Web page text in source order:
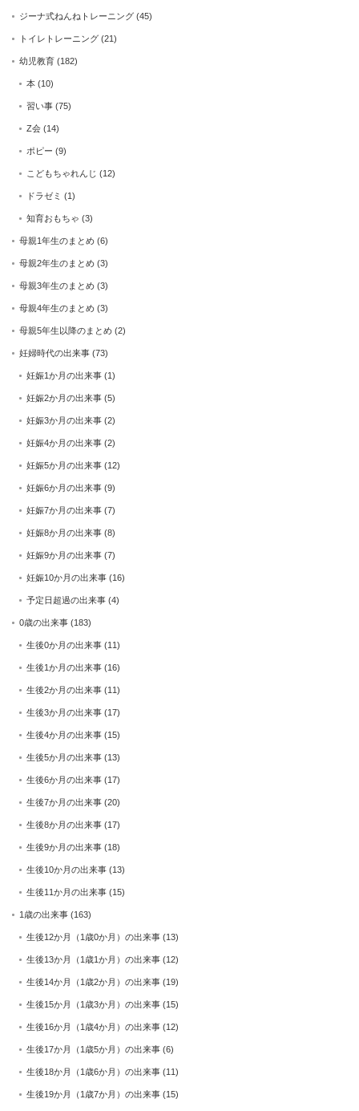
ジーナ式ねんねトレーニング (45)
トイレトレーニング (21)
幼児教育 (182)
本 (10)
習い事 (75)
Z会 (14)
ポピー (9)
こどもちゃれんじ (12)
ドラゼミ (1)
知育おもちゃ (3)
母親1年生のまとめ (6)
母親2年生のまとめ (3)
母親3年生のまとめ (3)
母親4年生のまとめ (3)
母親5年生以降のまとめ (2)
妊婦時代の出来事 (73)
妊娠1か月の出来事 (1)
妊娠2か月の出来事 (5)
妊娠3か月の出来事 (2)
妊娠4か月の出来事 (2)
妊娠5か月の出来事 (12)
妊娠6か月の出来事 (9)
妊娠7か月の出来事 (7)
妊娠8か月の出来事 (8)
妊娠9か月の出来事 (7)
妊娠10か月の出来事 (16)
予定日超過の出来事 (4)
0歳の出来事 (183)
生後0か月の出来事 (11)
生後1か月の出来事 (16)
生後2か月の出来事 (11)
生後3か月の出来事 (17)
生後4か月の出来事 (15)
生後5か月の出来事 (13)
生後6か月の出来事 (17)
生後7か月の出来事 (20)
生後8か月の出来事 (17)
生後9か月の出来事 (18)
生後10か月の出来事 (13)
生後11か月の出来事 (15)
1歳の出来事 (163)
生後12か月（1歳0か月）の出来事 (13)
生後13か月（1歳1か月）の出来事 (12)
生後14か月（1歳2か月）の出来事 (19)
生後15か月（1歳3か月）の出来事 (15)
生後16か月（1歳4か月）の出来事 (12)
生後17か月（1歳5か月）の出来事 (6)
生後18か月（1歳6か月）の出来事 (11)
生後19か月（1歳7か月）の出来事 (15)